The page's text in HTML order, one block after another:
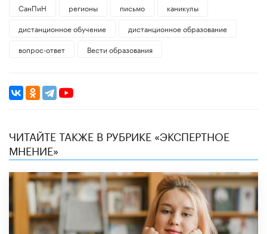
СанПиН
регионы письмо
каникулы
дистанционное обучение
дистанционное образование
вопрос-ответ
Вести образования
ЧИТАЙТЕ ТАКЖЕ В РУБРИКЕ «ЭКСПЕРТНОЕ
МНЕНИЕ»